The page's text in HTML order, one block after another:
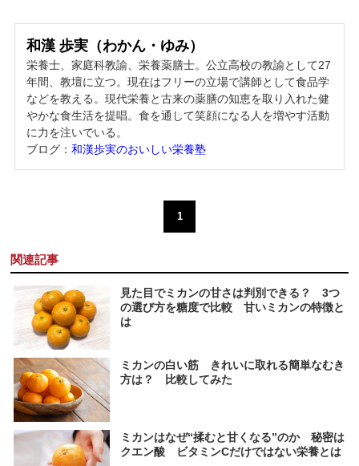
和漢 歩実（わかん・ゆみ）
栄養士、家庭科教諭、栄養薬膳士。公立高校の教諭として27
年間、教壇に立つ。現在はフリーの立場で講師として食品学
などを教える。現代栄養と古来の薬膳の知恵を取り入れた健
やかな食生活を提唱。食を通して笑顔になる人を増やす活動
に力を注いでいる。
ブログ： 和漢歩実のおいしい栄養塾
1
関連記事
見た目でミカンの甘さは判別できる？ 3つ
の選び方を糖度で比較 甘いミカンの特徴と
は
ミカンの白い筋 きれいに取れる簡単なむき
方は？ 比較してみた
ミカンはなぜ“揉むと甘くなる”のか 秘密は
クエン酸 ビタミンCだけではない栄養とは